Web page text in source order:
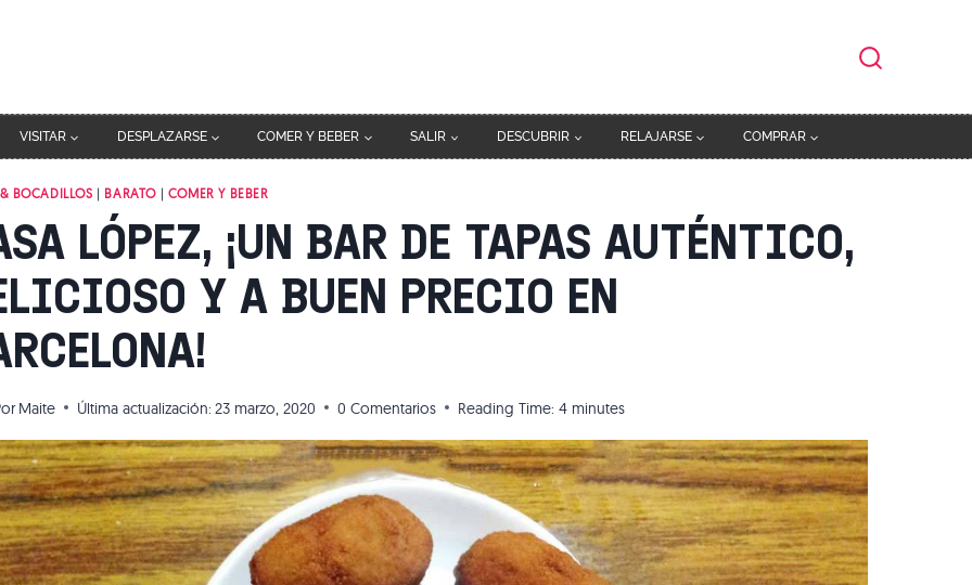
VISITAR DESPLAZARSE COMER Y BEBER SALIR DESCUBRIR RELAJARSE COMPRAR
BOCADILLOS | BARATO | COMER Y BEBER
LÓPEZ, ¡UN BAR DE TAPAS AUTÉNTICO,
Y A BUEN PRECIO EN
Maite Última actualización: 23 marzo, 2020 0 Comentarios Reading Time: 4 minutes